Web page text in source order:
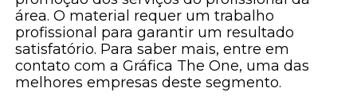
área. O material requer um trabalho
profissional para garantir um resultado
satisfatório. Para saber mais, entre em
contato com a Gráfica The One, uma das
melhores empresas deste segmento.